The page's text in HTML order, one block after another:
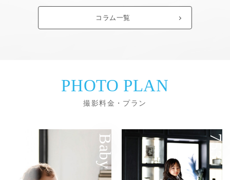
コラム一覧
PHOTO PLAN
撮影料金・プラン
Baby 753